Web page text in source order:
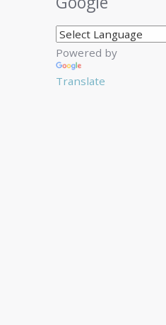
Powered by
Translate